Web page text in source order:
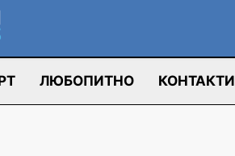
ЛЮБОПИТНО КОНТАКТИ